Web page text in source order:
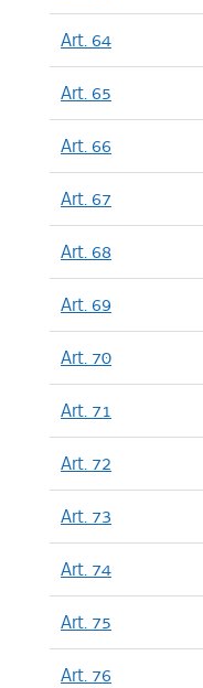
Art. 64
Art. 65
Art. 66
Art. 67
Art. 68
Art. 69
Art. 70
Art. 71
Art. 72
Art. 73
Art. 74
Art. 75
Art. 76